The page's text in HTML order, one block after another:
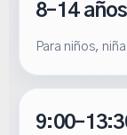
8–14 años
Para niños,